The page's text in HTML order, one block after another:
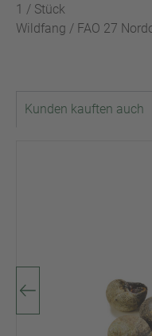
1 / Stück
Wildfang / FAO 27
Kunden kauften auch